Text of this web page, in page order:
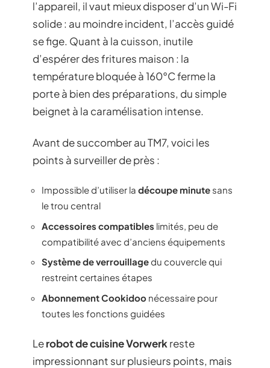
l’appareil, il vaut mieux disposer d’un Wi-Fi
solide : au moindre incident, l’accès guidé
se fige. Quant à la cuisson, inutile
d’espérer des fritures maison : la
température bloquée à 160°C ferme la
porte à bien des préparations, du simple
beignet à la caramélisation intense.
Avant de succomber au TM7, voici les
points à surveiller de près :
Impossible d’utiliser la découpe minute sans
le trou central
Accessoires compatibles limités, peu de
compatibilité avec d’anciens équipements
Système de verrouillagedu couvercle qui
restreint certaines étapes
Abonnement Cookidoo nécessaire pour
toutes les fonctions guidées
Lerobot de cuisine Vorwerk reste
impressionnant sur plusieurs points, mais